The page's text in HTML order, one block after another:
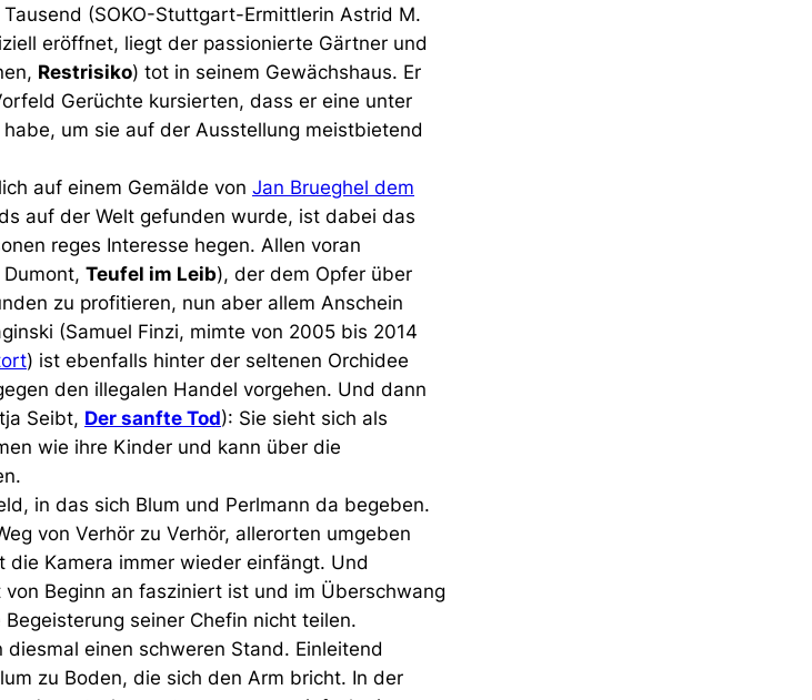
(SOKO-Stuttgart-Ermittlerin Astrid M.
eröffnet, liegt der passionierte Gärtner und
Restrisiko) tot in seinem Gewächshaus. Er
Gerüchte kursierten, dass er eine unter
um sie auf der Ausstellung meistbietend
auf einem Gemälde von Jan Brueghel dem
auf der Welt gefunden wurde, ist dabei das
reges Interesse hegen. Allen voran
Teufel im Leib), der dem Opfer über
zu profitieren, nun aber allem Anschein
(Samuel Finzi, mimte von 2005 bis 2014
) ist ebenfalls hinter der seltenen Orchidee
den illegalen Handel vorgehen. Und dann
Seibt, Der sanfte Tod): Sie sieht sich als
wie ihre Kinder und kann über die
in das sich Blum und Perlmann da begeben.
von Verhör zu Verhör, allerorten umgeben
Kamera immer wieder einfängt. Und
Beginn an fasziniert ist und im Überschwang
seiner Chefin nicht teilen.
einen schweren Stand. Einleitend
zu Boden, die sich den Arm bricht. In der